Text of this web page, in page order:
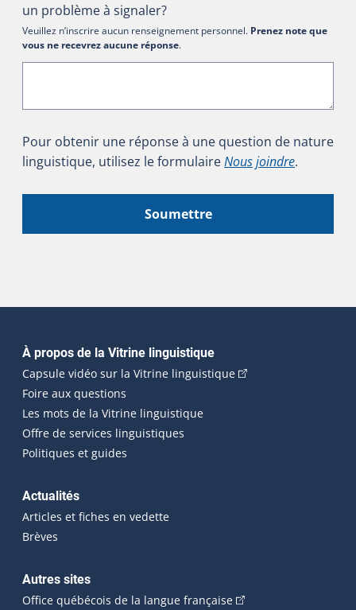
un problème à signaler?
Veuillez n’inscrire aucun renseignement personnel. Prenez note que
vous ne recevrez aucune réponse.
Pour obtenir une réponse à une question de nature
linguistique, utilisez le formulaireNous joindre.
Soumettre
Navigation principale
À propos de la Vitrine linguistique
Capsule vidéo sur la Vitrine linguistique(Cet hyperlien
Foire aux questions
Les mots de la Vitrine linguistique
Offre de services linguistiques
Politiques et guides
Actualités
Articles et fiches en vedette
Brèves
Autres sites
Office québécois de la langue française(Cet hyperlien